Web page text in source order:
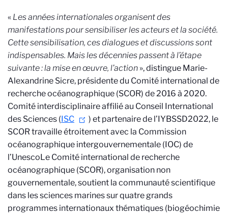
« Les années internationales organisent des
manifestations pour sensibiliser les acteurs et la société.
Cette sensibilisation, ces dialogues et discussions sont
indispensables. Mais les décennies passent à l’étape
suivante : la mise en œuvre, l’action », distingue Marie-
Alexandrine Sicre, présidente du Comité international de
recherche océanographique (SCOR) de 2016 à 2020.
Comité interdisciplinaire affilié au Conseil International
des Sciences (ISC
) et partenaire de l’IYBSSD2022, le
SCOR travaille étroitement avec la Commission
océanographique intergouvernementale (IOC) de
l’UnescoLe Comité international de recherche
océanographique (SCOR), organisation non
gouvernementale, soutient la communauté scientifique
dans les sciences marines sur quatre grands
programmes internationaux thématiques (biogéochimie